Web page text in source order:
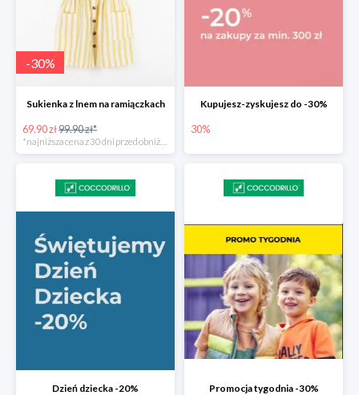
-30%
Sukienka z lnem na ramiączkach
69.90 zł99.90 zł*
*najniższa cena z 30 dni przed obniżką
Kupujesz-zyskujesz do -30%
30%
Dzień dziecka -20% Promocja tygodnia -30%